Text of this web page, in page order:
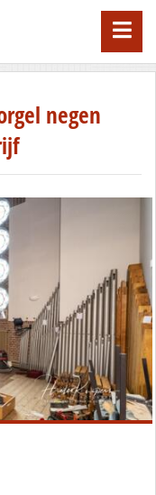
negen